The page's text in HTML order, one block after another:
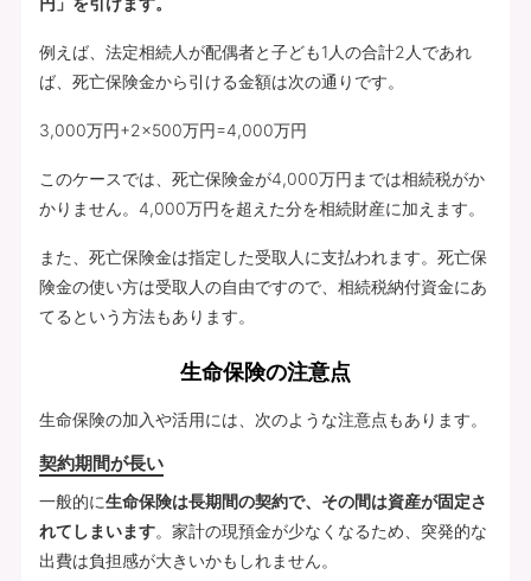
例えば、法定相続人が配偶者と子ども1人の合計2人であれ
ば、死亡保険金から引ける金額は次の通りです。
3,000万円+2×500万円=4,000万円
このケースでは、死亡保険金が4,000万円までは相続税がか
かりません。4,000万円を超えた分を相続財産に加えます。
また、死亡保険金は指定した受取人に支払われます。死亡保
険金の使い方は受取人の自由ですので、相続税納付資金にあ
てるという方法もあります。
生命保険の注意点
生命保険の加入や活用には、次のような注意点もあります。
契約期間が長い
一般的に生命保険は長期間の契約で、その間は資産が固定さ
れてしまいます。家計の現預金が少なくなるため、突発的な
出費は負担感が大きいかもしれません。